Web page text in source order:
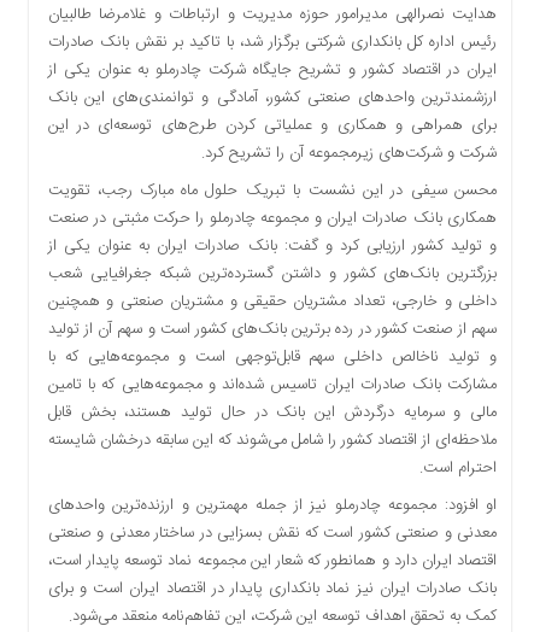
تماس
درباره
کتاب
پلیس،امنیت
جامعه
گرایی
رسید
اخبار
سایت
اجتماعی
اقتصادی
فرهنگ
بین
هدایت نصرالهی مدیرامور حوزه مدیریت و ارتباطات و غلامرضا طالبیان
رئیس اداره کل بانکداری شرکتی برگزار شد، با تاکید بر نقش بانک صادرات
ایران در اقتصاد کشور و تشریح جایگاه شرکت چادرملو به عنوان یکی از
ارزشمندترین واحدهای صنعتی کشور، آمادگی و توانمندی‌های این بانک
برای همراهی و همکاری و عملیاتی کردن طرح‌های توسعه‌ای در این
شرکت و شرکت‌های زیرمجموعه آن را تشریح کرد.
محسن سیفی در این نشست با تبریک حلول ماه مبارک رجب، تقویت
همکاری بانک صادرات ایران و مجموعه چادرملو را حرکت مثبتی در صنعت
و تولید کشور ارزیابی کرد و گفت: بانک صادرات ایران به عنوان یکی از
بزرگترین بانک‌های کشور و داشتن گسترده‌ترین شبکه جغرافیایی شعب
داخلی و خارجی، تعداد مشتریان حقیقی و مشتریان صنعتی و همچنین
سهم از صنعت کشور در رده برترین بانک‌های کشور است و سهم آن از تولید
و تولید ناخالص داخلی سهم قابل‌توجهی است و مجموعه‌هایی که با
مشارکت بانک صادرات ایران تاسیس شده‌اند و مجموعه‌هایی که با تامین
مالی و سرمایه درگردش این بانک در حال تولید هستند، بخش قابل
ملاحظه‌ای از اقتصاد کشور را شامل می‌شوند که این سابقه درخشان شایسته
احترام است.
او افزود: مجموعه چادرملو نیز از جمله مهمترین و ارزنده‌ترین واحدهای
معدنی و صنعتی کشور است که نقش بسزایی در ساختار معدنی و صنعتی
اقتصاد ایران دارد و همانطور که شعار این مجموعه نماد توسعه پایدار است،
بانک صادرات ایران نیز نماد بانکداری پایدار در اقتصاد ایران است و برای
کمک به تحقق اهداف توسعه این شرکت، این تفاهم‌نامه منعقد می‌شود.